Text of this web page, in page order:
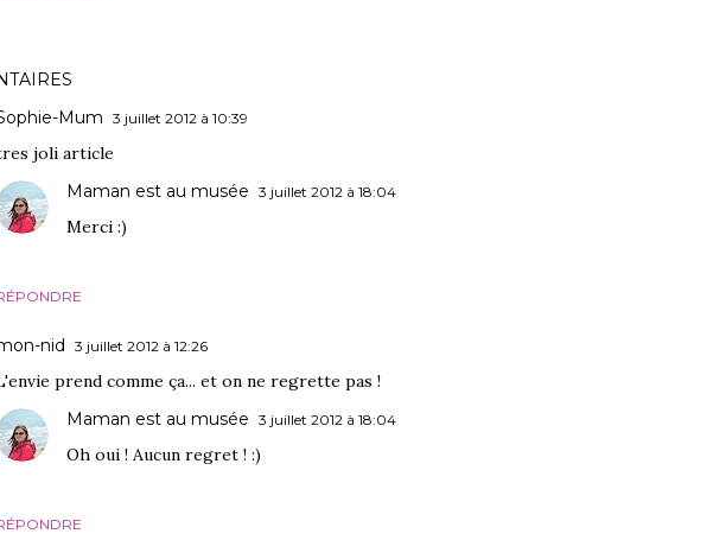
Mum 3 juillet 2012 à 10:39
joli article
Maman est au musée 3 juillet 2012 à 18:04
Merci :)
nid 3 juillet 2012 à 12:26
prend comme ça... et on ne regrette pas !
Maman est au musée 3 juillet 2012 à 18:04
Oh oui ! Aucun regret ! :)